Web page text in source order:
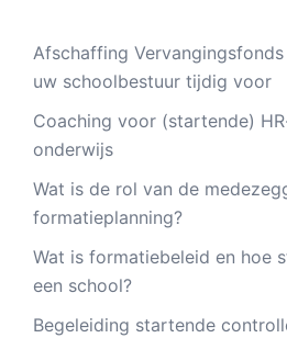
Afschaffing
uw schoolbestuur tijdig voor
Coaching voor (startende)
onderwijs
Wat is de rol van de
formatieplanning?
Wat is formatiebeleid en hoe
een school?
Begeleiding startende